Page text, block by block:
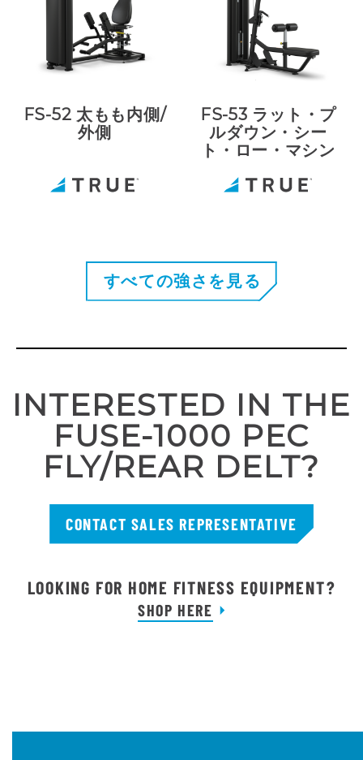
FS-52 太もも内側/
外側
FS-53 ラット・プ
ルダウン・シー
ト・ロー・マシン
すべての強さを見る
INTERESTED IN THE
FUSE-1000 PEC
FLY/REAR DELT?
CONTACT SALES REPRESENTATIVE
LOOKING FOR HOME FITNESS EQUIPMENT?
SHOP HERE